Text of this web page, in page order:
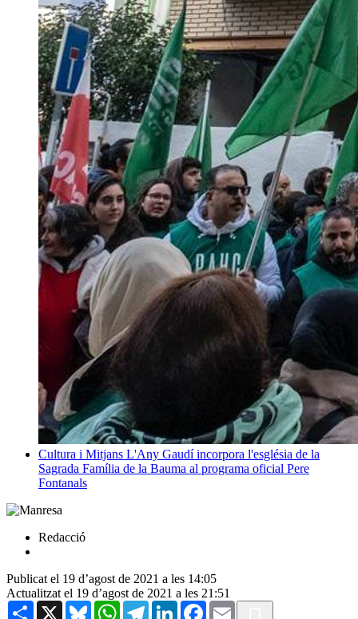
Cultura i Mitjans L'Any Gaudí incorpora l'església de la
Sagrada Família de la Bauma al programa oficial Pere
Fontanals
Redacció
Publicat el 19 d’agost de 2021 a les 14:05
Actualitzat el 19 d’agost de 2021 a les 21:51
Share X BlueskyWhatsAppTelegramLinkedInFacebook
Email